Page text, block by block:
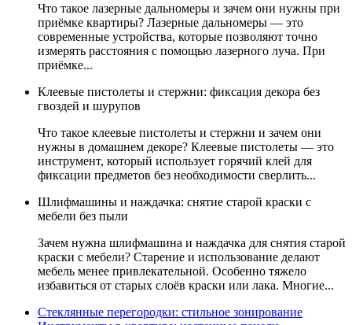
Что такое лазерные дальномеры и зачем они нужны при
приёмке квартиры? Лазерные дальномеры — это
современные устройства, которые позволяют точно
измерять расстояния с помощью лазерного луча. При
приёмке...
Клеевые пистолеты и стержни: фиксация декора без
гвоздей и шурупов
Что такое клеевые пистолеты и стержни и зачем они
нужны в домашнем декоре? Клеевые пистолеты — это
инструмент, который использует горячий клей для
фиксации предметов без необходимости сверлить...
Шлифмашины и наждачка: снятие старой краски с
мебели без пыли
Зачем нужна шлифмашина и наждачка для снятия старой
краски с мебели? Старение и использование делают
мебель менее привлекательной. Особенно тяжело
избавиться от старых слоёв краски или лака. Многие...
Стеклянные перегородки: стильное зонирование